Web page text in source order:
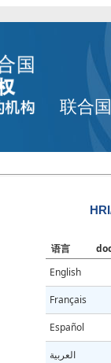
联合
语言
English
Français
Español
العربية